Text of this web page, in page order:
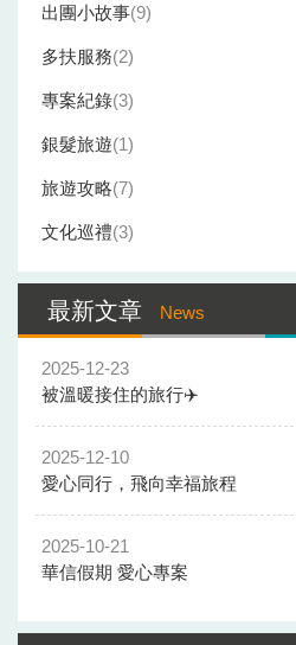
出團小故事 9
多扶服務 2
專案紀錄 3
銀髮旅遊 1
旅遊攻略 7
文化巡禮 3
最新文章 News
2025-12-23
被溫暖接住的旅行✈️
2025-12-10
愛心同行，飛向幸福旅程
2025-10-21
華信假期 愛心專案